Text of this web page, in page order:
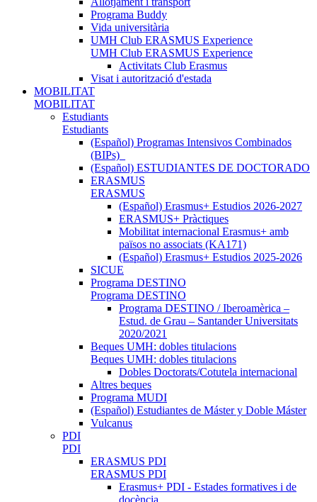
Programa Buddy
Vida universitària
UMH Club ERASMUS Experience
UMH Club ERASMUS Experience
Activitats Club Erasmus
Visat i autorització d'estada
MOBILITAT
MOBILITAT
Estudiants
Estudiants
(Español) Programas Intensivos Combinados
(BIPs)_
(Español) ESTUDIANTES DE DOCTORADO
ERASMUS
ERASMUS
(Español) Erasmus+ Estudios 2026-2027
ERASMUS+ Pràctiques
Mobilitat internacional Erasmus+ amb
països no associats (KA171)
(Español) Erasmus+ Estudios 2025-2026
SICUE
Programa DESTINO
Programa DESTINO
Programa DESTINO / Iberoamèrica –
Estud. de Grau – Santander Universitats
2020/2021
Beques UMH: dobles titulacions
Beques UMH: dobles titulacions
Dobles Doctorats/Cotutela internacional
Altres beques
Programa MUDI
(Español) Estudiantes de Máster y Doble Máster
Vulcanus
PDI
PDI
ERASMUS PDI
ERASMUS PDI
Erasmus+ PDI - Estades formatives i de
docència